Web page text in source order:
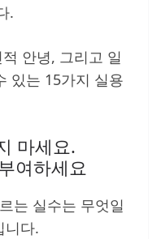
.
안녕, 그리고 일
있는 15가지 실용
마세요.
여하세요
는 실수는 무엇일
니다.